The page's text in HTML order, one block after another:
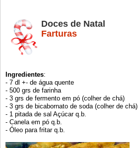
Doces de Natal
Farturas
Ingredientes:
- 7 dl +- de água quente
- 500 grs de farinha
- 3 grs de fermento em pó (colher de chá)
- 3 grs de bicabornato de soda (colher de chá)
- 1 pitada de sal Açúcar q.b.
- Canela em pó q.b.
- Óleo para fritar q.b.